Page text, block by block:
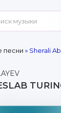
песни » Sherali